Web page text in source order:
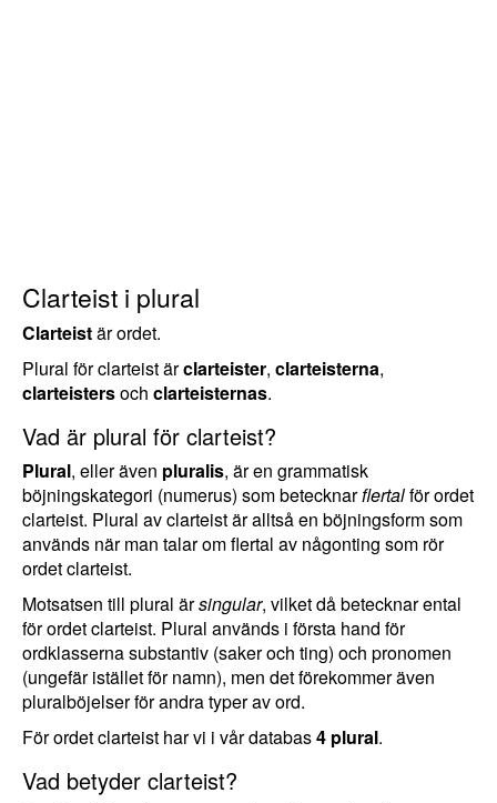
Clarteist i plural
Clarteistär ordet.
Plural för clarteist ärclarteister, clarteisterna,
clarteistersoch clarteisternas.
Vad är plural för clarteist?
Plural, eller även pluralis, är en grammatisk
böjningskategori (numerus) som betecknarflertalför ordet
clarteist. Plural av clarteist är alltså en böjningsform som
används när man talar om flertal av någonting som rör
ordet clarteist.
Motsatsen till plural ärsingular, vilket då betecknar ental
för ordet clarteist. Plural används i första hand för
ordklasserna substantiv (saker och ting) och pronomen
(ungefär istället för namn), men det förekommer även
pluralböjelser för andra typer av ord.
För ordet clarteist har vi i vår databas4 plural.
Vad betyder clarteist?